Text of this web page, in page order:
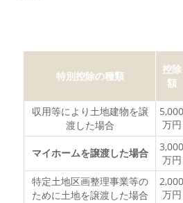
特別控除の種類
控除
額
収用等により土地建物を譲
渡した場合
5,000
万円
マイホームを譲渡した場合
3,000
万円
特定土地区画整理事業等の
ために土地を譲渡した場合
2,000
万円